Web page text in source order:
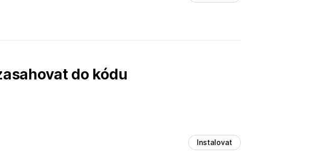
do kódu
Instalovat